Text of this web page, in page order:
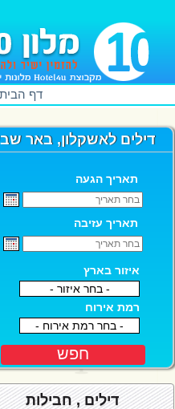
דף הבית
דילים לאשקלון, באר
תאריך הגעה
תאריך עזיבה
איזור בארץ
- בחר איזור -
רמת אירוח
- בחר רמת אירוח -
חפש
דילים , חבילות